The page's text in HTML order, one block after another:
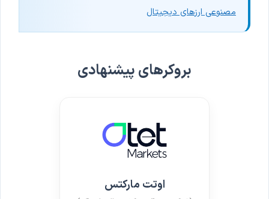
مصنوعی ارزهای دیجیتال
بروکرهای پیشنهادی
اوتت مارکتس